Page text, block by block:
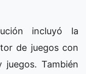
incluyó la
de juegos con
juegos. También